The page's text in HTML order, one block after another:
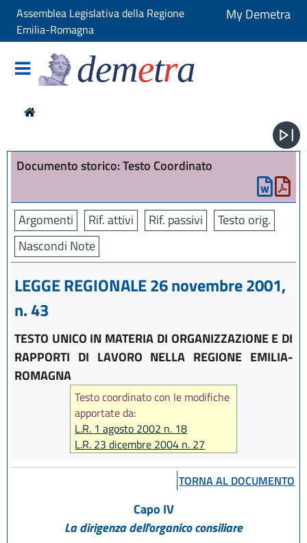
Assemblea Legislativa della Regione
Emilia-Romagna
My Demetra
demetra
Documento storico: Testo Coordinato
Argomenti Rif. attivi Rif. passivi
Testo orig.
Nascondi Note
LEGGE REGIONALE 26 novembre 2001,
n. 43
TESTO UNICO IN MATERIA DI ORGANIZZAZIONE E DI
RAPPORTI DI LAVORO NELLA REGIONE EMILIA-
ROMAGNA
Testo coordinato con le modifiche
apportate da:
L.R. 1 agosto 2002 n. 18
L.R. 23 dicembre 2004 n. 27
L.R. 6 giugno 2006 n. 7
L.R. 28 luglio 2006 n. 13
L.R. 29 dicembre 2006 n. 20
TORNA AL DOCUMENTO
Capo IV
La dirigenza dell'organico consiliare